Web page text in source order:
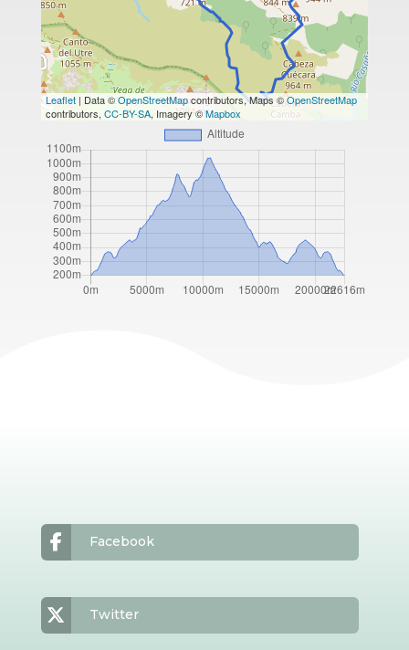
Leaflet| Data ©OpenStreetMapcontributors, Maps ©OpenStreetMap
contributors, CC-BY-SA, Imagery ©Mapbox
Facebook
Twitter